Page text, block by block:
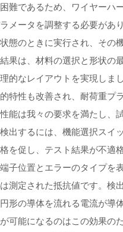
難であるため、ワイヤーハ
メータを調整する必要があ
態のときに実行され、その
果は、材料の選択と形状の
的なレイアウトを実現しま
特性も改善され、耐荷重プ
は我々の要求を満たし、
出するには、機能選択スイ
を促し、テスト結果が不適
位置とエラーのタイプを
測定された抵抗値です。検
形の導体を流れる電流が導
可能になるのはこの効果の